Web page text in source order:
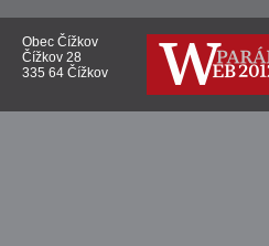
Obec Čížkov
Čížkov 28
335 64 Čížkov